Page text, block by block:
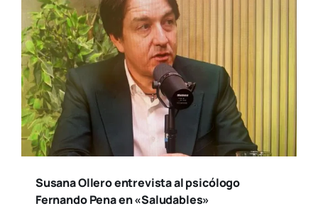
Susana Ollero entrevista al psicólogo
Fernando Pena en «Saludables»